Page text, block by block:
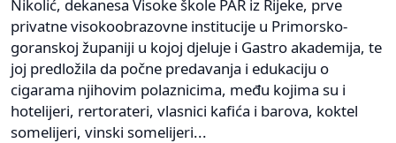
Nikolić, dekanesa Visoke škole PAR iz Rijeke, prve
privatne visokoobrazovne institucije u Primorsko-
goranskoj županiji u kojoj djeluje i Gastro akademija, te
joj predložila da počne predavanja i edukaciju o
cigarama njihovim polaznicima, među kojima su i
hotelijeri, rertorateri, vlasnici kafića i barova, koktel
somelijeri, vinski somelijeri...